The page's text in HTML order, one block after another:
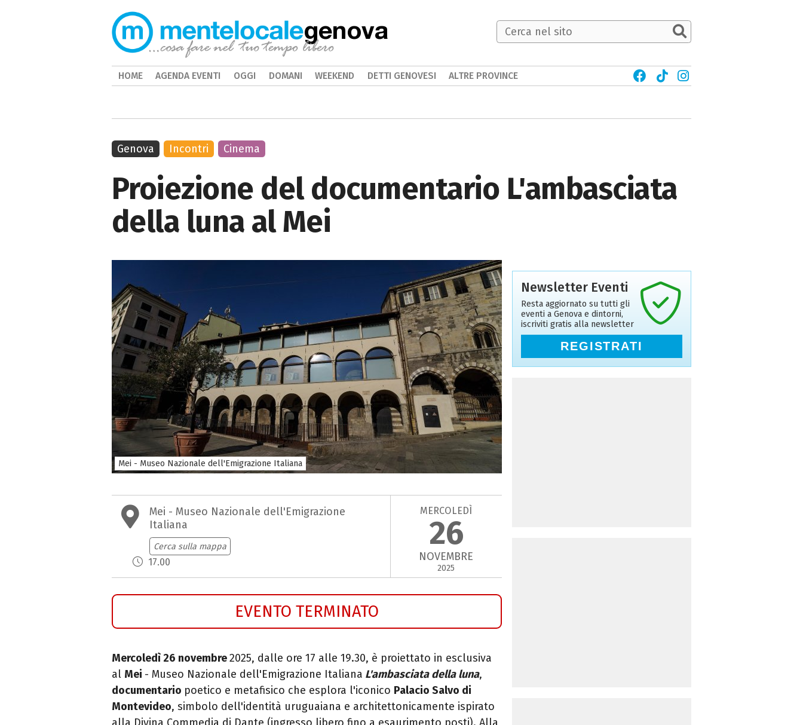
Proiezione del documentario L'ambasciata
della luna al Mei
Mei - Museo Nazionale dell'Emigrazione Italiana
Mei - Museo Nazionale dell'Emigrazione
Italiana
Cerca sulla mappa
17.00
MERCOLEDÌ
26
NOVEMBRE
2025
EVENTO TERMINATO
Mercoledì 26 novembre2025, dalle ore 17 alle 19.30, è proiettato in esclusiva
al Mei - Museo Nazionale dell'Emigrazione Italiana L'ambasciata della luna,
documentario poetico e metafisico che esplora l'iconico Palacio Salvo di
Montevideo, simbolo dell'identità uruguaiana e architettonicamente ispirato
Genova Incontri Cinema
Newsletter Eventi
Resta aggiornato su tutti gli
eventi a Genova e dintorni,
iscriviti gratis alla newsletter
REGISTRATI
genova
HOME AGENDA EVENTI OGGI DOMANI WEEKEND DETTI GENOVESI ALTRE PROVINCE